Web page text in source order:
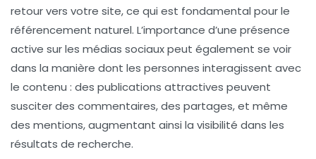
retour vers votre site, ce qui est fondamental pour le
référencement naturel. L’importance d’une présence
active sur les médias sociaux peut également se voir
dans la manière dont les personnes interagissent avec
le contenu : des publications attractives peuvent
susciter des commentaires, des partages, et même
des mentions, augmentant ainsi la visibilité dans les
résultats de recherche.